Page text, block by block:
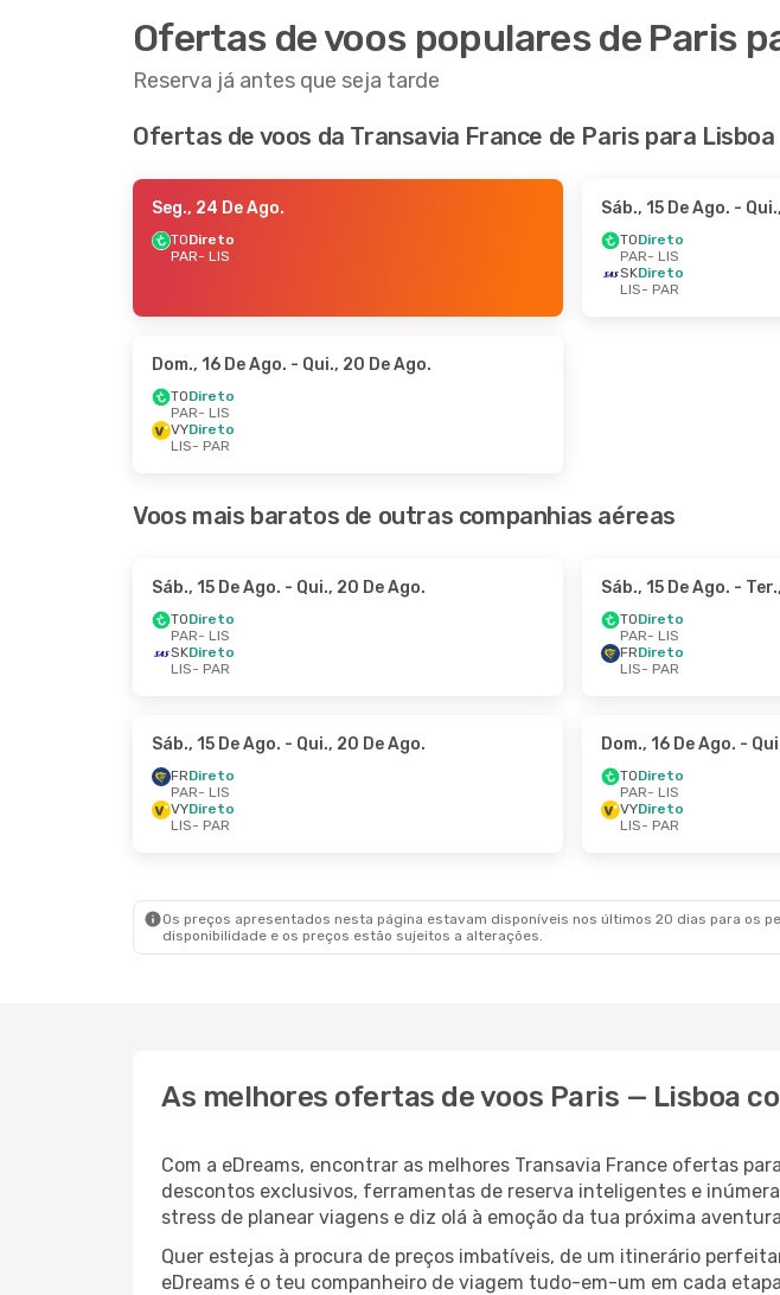
Ofertas de voos populares de Paris
Reserva já antes que seja tarde
Ofertas de voos da Transavia France de Paris para Lisboa
Seg., 24 De Ago.
TODireto
PAR- LIS
Sáb., 15 De Ago. -
TODireto
PAR- LIS
SKDireto
LIS- PAR
Dom., 16 De Ago. - Qui., 20 De Ago.
TODireto
PAR- LIS
VYDireto
LIS- PAR
Voos mais baratos de outras companhias aéreas
Sáb., 15 De Ago. - Qui., 20 De Ago.
TODireto
PAR- LIS
SKDireto
LIS- PAR
Sáb., 15 De Ago. -
TODireto
PAR- LIS
FRDireto
LIS- PAR
Sáb., 15 De Ago. - Qui., 20 De Ago.
FRDireto
PAR- LIS
VYDireto
LIS- PAR
Dom., 16 De Ago. -
TODireto
PAR- LIS
VYDireto
LIS- PAR
Os preços apresentados nesta página estavam disponíveis nos últimos 20 dias para os
disponibilidade e os preços estão sujeitos a alterações.
As melhores ofertas de voos Paris — Lisboa
Com a eDreams, encontrar as melhores Transavia France ofertas
descontos exclusivos, ferramentas de reserva inteligentes e
stress de planear viagens e diz olá à emoção da tua próxima
Quer estejas à procura de preços imbatíveis, de um itinerário
eDreams é o teu companheiro de viagem tudo-em-um em cada